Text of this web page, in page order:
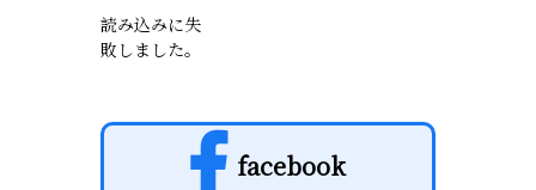
読み込みに失
敗しました。
facebook